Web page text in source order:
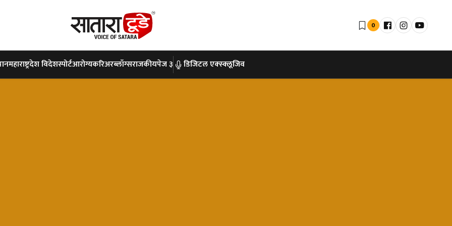
0
महाराष्ट्रदेश विदेशस्पोर्टआरोग्यकरिअरब्लॉग्सराजकीयपेज ३ डिजिटल एक्स्क्लूजिव